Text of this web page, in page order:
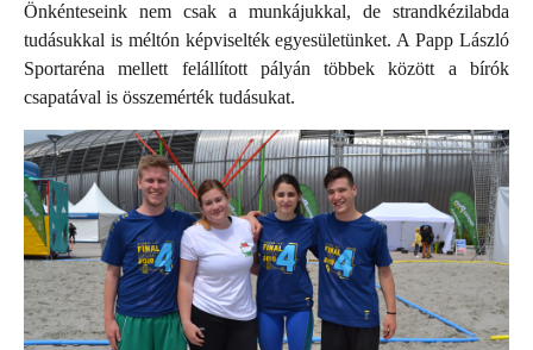
Önkénteseink nem csak a munkájukkal, de strandkézilabda
tudásukkal is méltón képviselték egyesületünket. A Papp László
Sportaréna mellett felállított pályán többek között a bírók
csapatával is összemérték tudásukat.